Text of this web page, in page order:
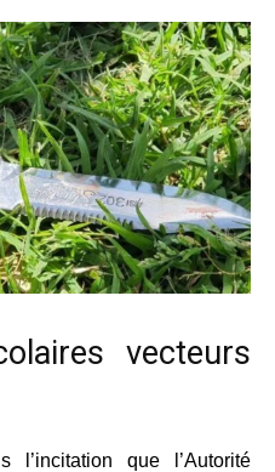
vecteurs
que l’Autorité